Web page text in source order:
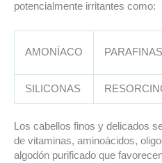
potencialmente irritantes como:
AMONÍACO PARAFINAS
SILICONAS
Los cabellos finos y delicados
de vitaminas, aminoácidos,
algodón purificado que